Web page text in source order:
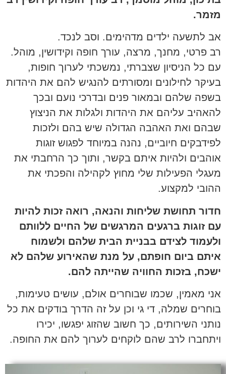
מזמר.
אב לתשעה ילדים מדהימים. וסב לנכד.
רב פרטי, מחנך, מרצה, עורך חופה וקידושין, מוהל.
עם כל הניסיון שצברתי, נמשכתי לערוך חופות,
בעיקר לחילונים ומסורתים להנגיש להם את היהדות
בשפה שלהם ובמאור פנים ובדרכי נועם ובכך
להאהיב עליהם את היהדות ולגלות את הניצוץ
שבהם ואת האהבה הגדולה שיש בהם ולזכות
לפידבקים חיוביים, נהנה במיוחד לפגוש זוגות
אוהבים ולהיות איתם בקשר, ותוך כך הרחבתי את
מעגלי הפעילות שלי מחוץ לקהילה והפכתי את
ההובי למקצוע.
חדור תחושת שליחות והנאה, רואה זכות להיות
עם זוגות ברגעים המרגשים של החיים ללוותם
ולעמוד לצידם בבניית הבית שלהם ולשמוח
איתם ביום חופתם, על מנת שהאירוע שלהם לא
ישכח, בזכות החוויה שהייתה להם.
אני מאמין, שכמו שבוחרים אולם, עושים טעימות,
בוחרים שמלה, די גי וכן על זה הדרך בודקים את כל
נותני השירותים, כך חשוב שהזוג יפגשו, יכירו
ויתחברו לרב שהם לוקחים לערוך להם את החופה.